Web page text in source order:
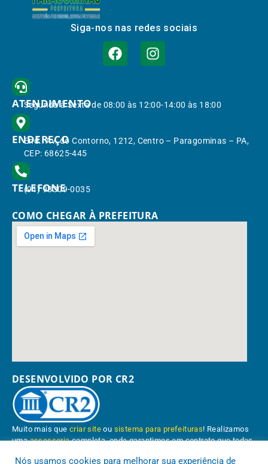
Siga-nos nas redes sociais
ATENDIMENTO
Segunda à Sexta de 08:00 às 12:00-14:00 às 18:00
ENDEREÇO
End.: Av. do Contorno, 1212, Centro – Paragominas – PA,
CEP: 68625-445
TELEFONE
(91) 98309-0035
COMO CHEGAR À PREFEITURA
DESENVOLVIDO POR CR2
Muito mais quecriar site ou sistema para prefeituras! Realizamos
umaassessoriacompleta, onde garantimos em contrato que todas
Nós usamos cookies para melhorar sua experiência de